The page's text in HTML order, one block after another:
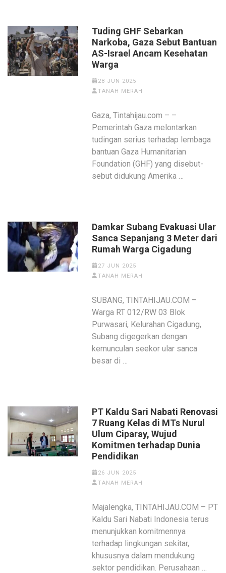
Tuding GHF Sebarkan
Narkoba, Gaza Sebut Bantuan
AS-Israel Ancam Kesehatan
Warga
28 JUN 2025
TANAH MERAH
Gaza, Tintahijau.com – –
Pemerintah Gaza melontarkan
tudingan serius terhadap lembaga
bantuan Gaza Humanitarian
Foundation (GHF) yang disebut-
sebut didukung Amerika …
Damkar Subang Evakuasi Ular
Sanca Sepanjang 3 Meter dari
Rumah Warga Cigadung
27 JUN 2025
TANAH MERAH
SUBANG, TINTAHIJAU.COM –
Warga RT 012/RW 03 Blok
Purwasari, Kelurahan Cigadung,
Subang digegerkan dengan
kemunculan seekor ular sanca
besar di …
‎PT Kaldu Sari Nabati Renovasi
7 Ruang Kelas di MTs Nurul
Ulum Ciparay, Wujud
Komitmen terhadap Dunia
Pendidikan
26 JUN 2025
TANAH MERAH
‎‎Majalengka, TINTAHIJAU.COM – PT
Kaldu Sari Nabati Indonesia terus
menunjukkan komitmennya
terhadap lingkungan sekitar,
khususnya dalam mendukung
sektor pendidikan. Perusahaan …